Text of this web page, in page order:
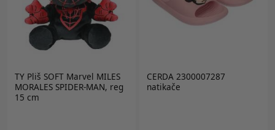
TY Pliš SOFT Marvel MILES
MORALES SPIDER-MAN, reg
15 cm
CERDA 2300007287
natikače